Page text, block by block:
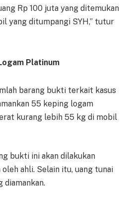
Rp 100 juta yang ditemukan
yang ditumpangi SYH,” tutur
Platinum
barang bukti terkait kasus
55 keping logam
kurang lebih 55 kg di mobil
bukti ini akan dilakukan
ahli. Selain itu, uang tunai
diamankan.